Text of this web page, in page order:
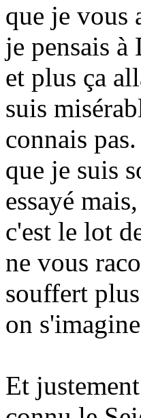
que je vous
je pensais à
et plus ça
suis
connais
que je suis
essayé
c'est le lot
ne vous
souffert
on
Et